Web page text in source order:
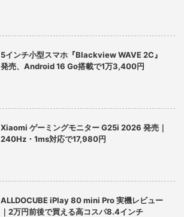
5インチ小型スマホ『Blackview WAVE 2C』
発売、Android 16 Go搭載で1万3,400円
Xiaomi ゲーミングモニター G25i 2026 発売｜
240Hz・1ms対応で17,980円
ALLDOCUBE iPlay 80 mini Pro 実機レビュー
｜2万円前後で買える高コスパ8.4インチ